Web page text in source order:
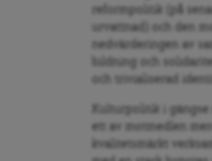
reformpolitik (på
urvattnad) och den
nedvärderingen av
bildning och
och trivialiserad
Kulturpolitik i
ett av motmedlen
kvalitetsmärkt